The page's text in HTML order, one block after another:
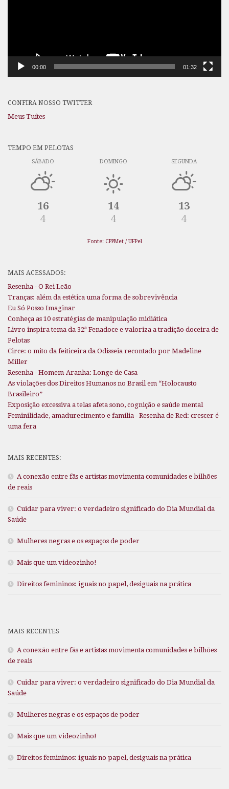
00:00 01:32
CONFIRA NOSSO TWITTER
Meus Tuítes
TEMPO EM PELOTAS
SÁBADO
16
4
DOMINGO
14
4
SEGUNDA
13
4
Fonte: CPPMet / UFPel
MAIS ACESSADOS:
Resenha - O Rei Leão
Tranças: além da estética uma forma de sobrevivência
Eu Só Posso Imaginar
Conheça as 10 estratégias de manipulação midiática
Livro inspira tema da 32ª Fenadoce e valoriza a tradição doceira de
Pelotas
Circe: o mito da feiticeira da Odisseia recontado por Madeline
Miller
Resenha - Homem-Aranha: Longe de Casa
As violações dos Direitos Humanos no Brasil em “Holocausto
Brasileiro”
Exposição excessiva a telas afeta sono, cognição e saúde mental
Feminilidade, amadurecimento e família - Resenha de Red: crescer é
uma fera
MAIS RECENTES:
A conexão entre fãs e artistas movimenta comunidades e bilhões
de reais
Cuidar para viver: o verdadeiro significado do Dia Mundial da
Saúde
Mulheres negras e os espaços de poder
Mais que um videozinho!
Direitos femininos: iguais no papel, desiguais na prática
MAIS RECENTES
A conexão entre fãs e artistas movimenta comunidades e bilhões
de reais
Cuidar para viver: o verdadeiro significado do Dia Mundial da
Saúde
Mulheres negras e os espaços de poder
Mais que um videozinho!
Direitos femininos: iguais no papel, desiguais na prática